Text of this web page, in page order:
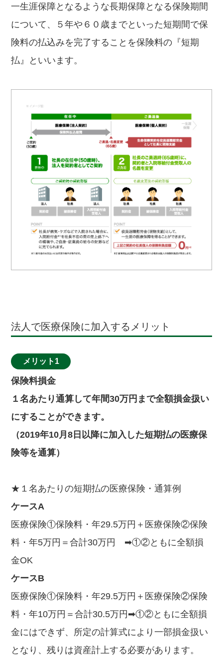
一生涯保障となるような長期保障となる保険期間
について、５年や６０歳までといった短期間で保
険料の払込みを完了することを保険料の『短期
払』といいます。
法人で医療保険に加入するメリット
メリット1
保険料損金
１名あたり通算して年間30万円まで全額損金扱い
にすることができます。
（2019年10月8日以降に加入した短期払の医療保
険等を通算）
★１名あたりの短期払の医療保険・通算例
ケースA
医療保険①保険料・年29.5万円＋医療保険②保険
料・年5万円＝合計30万円 ➡①②ともに全額損
金OK
ケースB
医療保険①保険料・年29.5万円＋医療保険②保険
料・年10万円＝合計30.5万円➡①②ともに全額損
金にはできず、所定の計算式により一部損金扱い
となり、残りは資産計上する必要があります。